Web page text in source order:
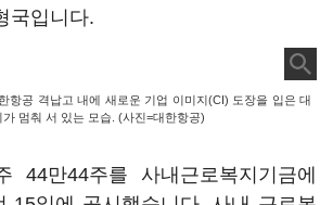
국입니다.
항공 격납고 내에 새로운 기업 이미지(CI) 도장을 입은 대
멈춰 서 있는 모습. (사진=대한항공)
44만44주를 사내근로복지기금에